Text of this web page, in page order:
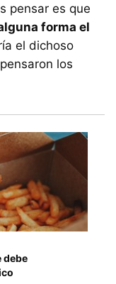
pensar es que
forma el
el dichoso
los
debe